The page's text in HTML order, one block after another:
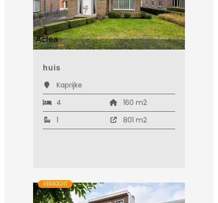
huis
Kaprijke
4
160 m2
1
801 m2
VERKOCHT